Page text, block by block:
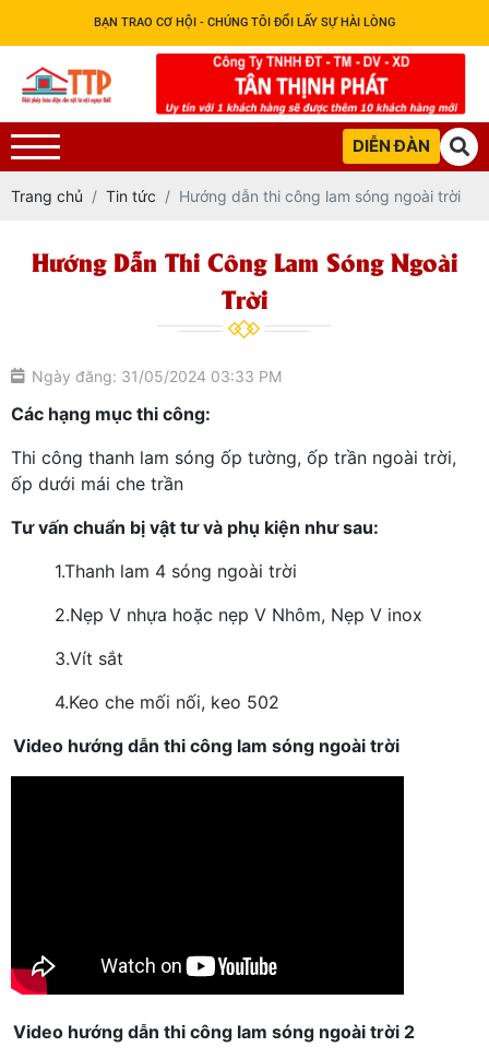
BẠN TRAO CƠ HỘI - CHÚNG TÔI ĐỔI LẤY SỰ HÀI LÒNG
DIỄN ĐÀN
Trang chủ Tin tức Hướng dẫn thi công lam sóng ngoài trời
Hướng Dẫn Thi Công Lam Sóng Ngoài
Trời
Ngày đăng: 31/05/2024 03:33 PM
Các hạng mục thi công:
Thi công thanh lam sóng ốp tường, ốp trần ngoài trời,
ốp dưới mái che trần
Tư vấn chuẩn bị vật tư và phụ kiện như sau:
1.Thanh lam 4 sóng ngoài trời
2.Nẹp V nhựa hoặc nẹp V Nhôm, Nẹp V inox
3.Vít sắt
4.Keo che mối nối, keo 502
Video hướng dẫn thi công lam sóng ngoài trời
Video hướng dẫn thi công lam sóng ngoài trời 2